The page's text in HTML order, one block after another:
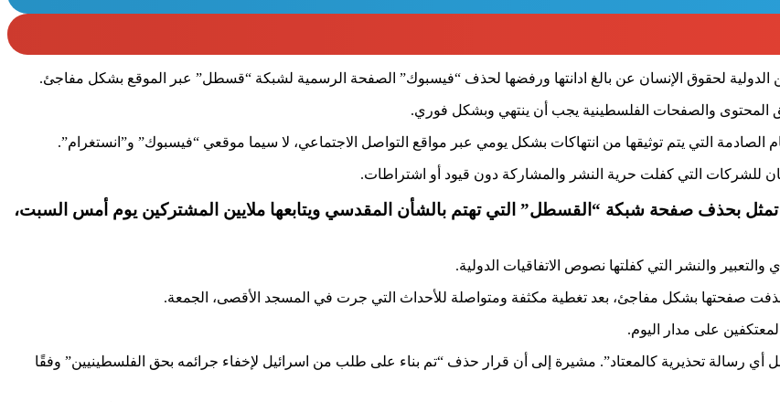
الدولية لحقوق الإنسان عن بالغ ادانتها ورفضها لحذف “فيسبوك” الصفحة الرسمية لشبكة “قسطل” عبر الموقع بشكل مفاجئ.
المحتوى والصفحات الفلسطينية يجب أن ينتهي وبشكل فوري.
الصادمة التي يتم توثيقها من انتهاكات بشكل يومي عبر مواقع التواصل الاجتماعي، لا سيما موقعي “فيسبوك” و”انستغرام”.
للشركات التي كفلت حرية النشر والمشاركة دون قيود أو اشتراطات.
بحذف صفحة شبكة “القسطل” التي تهتم بالشأن المقدسي ويتابعها ملايين المشتركين يوم أمس السبت،
والنشر التي كفلتها نصوص الاتفاقيات الدولية.
صفحتها بشكل مفاجئ، بعد تغطية مكثفة ومتواصلة للأحداث التي جرت في المسجد الأقصى، الجمعة.
على مدار اليوم.
أي رسالة تحذيرية كالمعتاد”. مشيرة إلى أن قرار حذف “تم بناء على طلب من اسرائيل لإخفاء جرائمه بحق الفلسطينيين” وفقًا